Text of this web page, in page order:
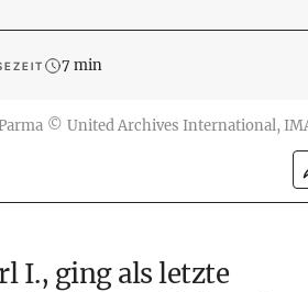
7 min
© United Archives International,
I., ging als letzte